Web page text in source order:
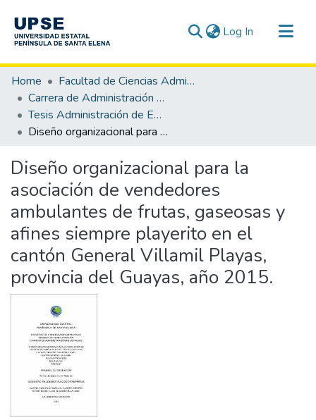
Log In (current)
Communities & Collections
All of DSpace
Statistics
Home
Facultad de Ciencias Administrativas
Carrera de Administración de Empresas
Tesis Administración de Empresas
Diseño organizacional para la asociación de vendedores ambulantes de frutas, gaseosas y afines siempre playerito en el cantón General Villamil Playas, provincia del Guayas, año 2015.
Diseño organizacional para la
asociación de vendedores
ambulantes de frutas, gaseosas y
afines siempre playerito en el
cantón General Villamil Playas,
provincia del Guayas, año 2015.